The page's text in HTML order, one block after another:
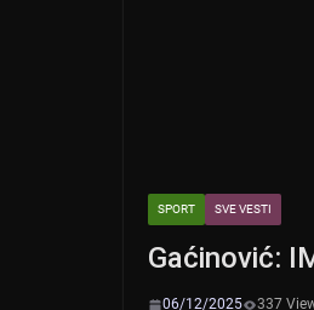
SPORT SVE VESTI
Gaćinović:
06/12/2025 337